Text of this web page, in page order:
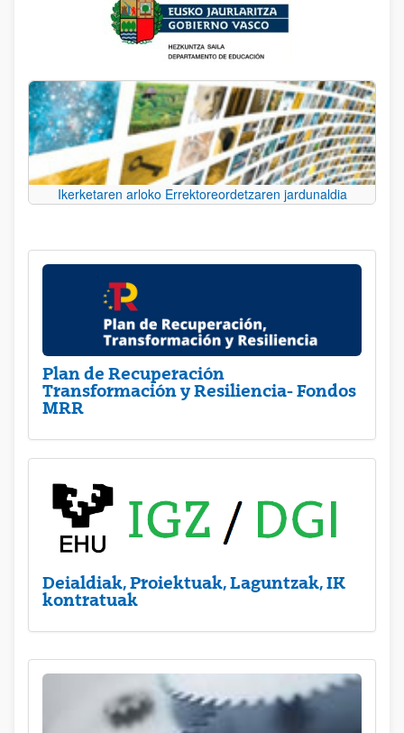
Ikerketaren arloko Errektoreordetzaren jardunaldia
Plan de Recuperación
Transformación y Resiliencia- Fondos
MRR
Deialdiak, Proiektuak, Laguntzak, IK
kontratuak